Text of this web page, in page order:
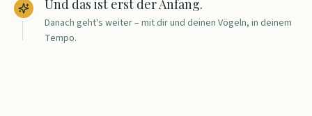
Und das ist erst der Anfang.
Danach geht's weiter – mit dir und deinen Vögeln, in deinem
Tempo.